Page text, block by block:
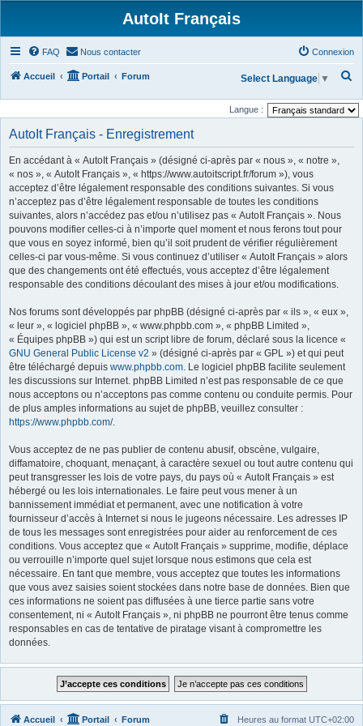
AutoIt Français
FAQ Nous contacter Connexion
Accueil Portail Forum
c
Select Language ▼
Langue :
AutoIt Français - Enregistrement
En accédant à « AutoIt Français » (désigné ci-après par « nous », « notre »,
« nos », « AutoIt Français », « https://www.autoitscript.fr/forum »), vous
acceptez d’être légalement responsable des conditions suivantes. Si vous
n’acceptez pas d’être légalement responsable de toutes les conditions
suivantes, alors n’accédez pas et/ou n’utilisez pas « AutoIt Français ». Nous
pouvons modifier celles-ci à n’importe quel moment et nous ferons tout pour
que vous en soyez informé, bien qu’il soit prudent de vérifier régulièrement
celles-ci par vous-même. Si vous continuez d’utiliser « AutoIt Français » alors
que des changements ont été effectués, vous acceptez d’être légalement
responsable des conditions découlant des mises à jour et/ou modifications.
Nos forums sont développés par phpBB (désigné ci-après par « ils », « eux »,
« leur », « logiciel phpBB », « www.phpbb.com », « phpBB Limited »,
« Équipes phpBB ») qui est un script libre de forum, déclaré sous la licence «
GNU General Public License v2 » (désigné ci-après par « GPL ») et qui peut
être téléchargé depuis www.phpbb.com. Le logiciel phpBB facilite seulement
les discussions sur Internet. phpBB Limited n’est pas responsable de ce que
nous acceptons ou n’acceptons pas comme contenu ou conduite permis. Pour
de plus amples informations au sujet de phpBB, veuillez consulter :
https://www.phpbb.com/.
Vous acceptez de ne pas publier de contenu abusif, obscène, vulgaire,
diffamatoire, choquant, menaçant, à caractère sexuel ou tout autre contenu qui
peut transgresser les lois de votre pays, du pays où « AutoIt Français » est
hébergé ou les lois internationales. Le faire peut vous mener à un
bannissement immédiat et permanent, avec une notification à votre
fournisseur d’accès à Internet si nous le jugeons nécessaire. Les adresses IP
de tous les messages sont enregistrées pour aider au renforcement de ces
conditions. Vous acceptez que « AutoIt Français » supprime, modifie, déplace
ou verrouille n’importe quel sujet lorsque nous estimons que cela est
nécessaire. En tant que membre, vous acceptez que toutes les informations
que vous avez saisies soient stockées dans notre base de données. Bien que
ces informations ne soient pas diffusées à une tierce partie sans votre
consentement, ni « AutoIt Français », ni phpBB ne pourront être tenus comme
responsables en cas de tentative de piratage visant à compromettre les
données.
Accueil Portail Forum Heures au format UTC+02:00